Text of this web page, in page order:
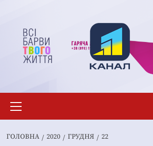
вмісту
меню
ГОЛОВНА 2020 ГРУДНЯ 22